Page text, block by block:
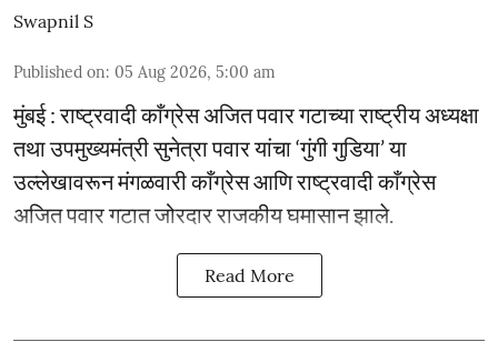
Swapnil S
Published on: 05 Aug 2026, 5:00 am
मुंबई : राष्ट्रवादी काँग्रेस अजित पवार गटाच्या राष्ट्रीय अध्यक्षा
तथा उपमुख्यमंत्री सुनेत्रा पवार यांचा ‘गुंगी गुडिया’ या
उल्लेखावरून मंगळवारी काँग्रेस आणि राष्ट्रवादी काँग्रेस
अजित पवार गटात जोरदार राजकीय घमासान झाले.
Read More